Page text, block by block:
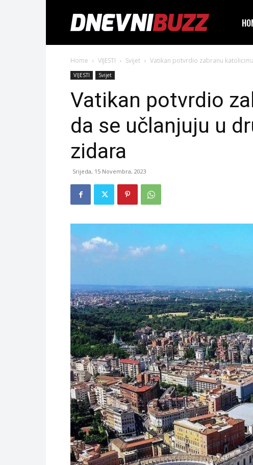
Home VIJESTI Svijet Vatikan potvrdio zabranu
VIJESTI Svijet
Vatikan potvrdio
da se učlanjuju u
zidara
Srijeda, 15 Novembra, 2023